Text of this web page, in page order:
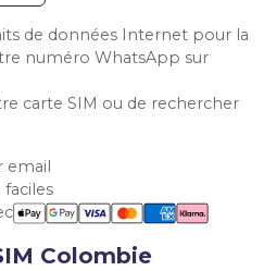
de données Internet pour la
numéro WhatsApp sur
carte SIM ou de rechercher
email
Colombie